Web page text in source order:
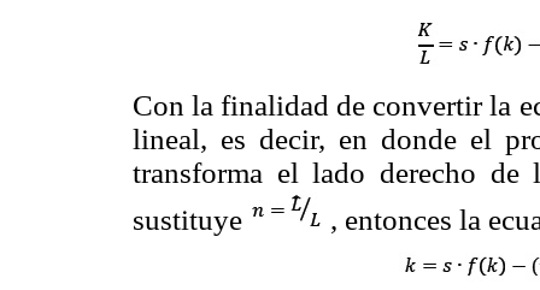
Con la finalidad de convertir la
lineal, es decir, en donde el
transforma el lado derecho
sustituye
, entonces la